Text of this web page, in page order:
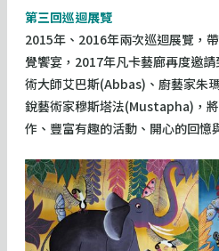
第三回巡迴展覽
2015年、2016年兩次巡迴展覽，
覺饗宴，2017年凡卡藝廊再度邀
術大師艾巴斯(Abbas)、廚藝家朱
銳藝術家穆斯塔法(Mustapha)，
作、豐富有趣的活動、開心的回憶